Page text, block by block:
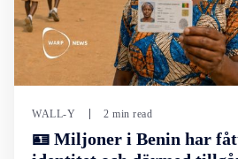
WALL-Y 2 min read
🪪 Miljoner i Benin har